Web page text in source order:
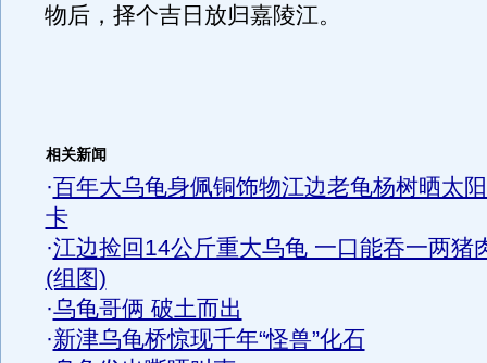
物后，择个吉日放归嘉陵江。
相关新闻
·百年大乌龟身佩铜饰物江边老龟杨树晒太
卡
·江边捡回14公斤重大乌龟 一口能吞一两猪
(组图)
·乌龟哥俩 破土而出
·新津乌龟桥惊现千年“怪兽”化石